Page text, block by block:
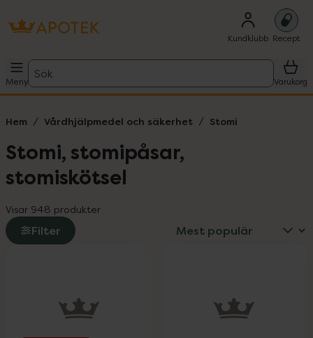
Kundklubb Recept
Meny
Sök
Varukorg
Hem Vårdhjälpmedel och säkerhet Stomi
Stomi, stomipåsar,
stomiskötsel
Visar 948 produkter
Filter